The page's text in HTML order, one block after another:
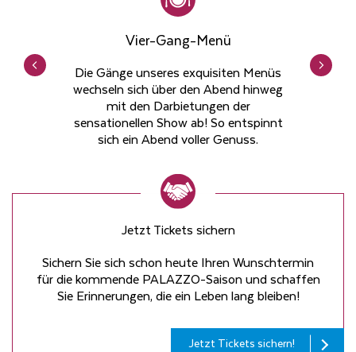
Vier-Gang-Menü
Die Gänge unseres exquisiten Menüs
wechseln sich über den Abend hinweg
mit den Darbietungen der
sensationellen Show ab! So entspinnt
sich ein Abend voller Genuss.
Jetzt Tickets sichern
Sichern Sie sich schon heute Ihren Wunschtermin
für die kommende PALAZZO-Saison und schaffen
Sie Erinnerungen, die ein Leben lang bleiben!
Jetzt Tickets sichern!